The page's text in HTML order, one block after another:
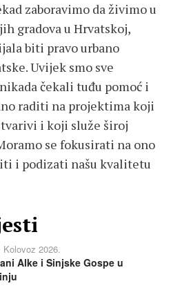
zaboravimo da živimo u
gradova u Hrvatskoj,
biti pravo urbano
Uvijek smo sve
čekali tuđu pomoć i
raditi na projektima koji
i koji služe široj
se fokusirati na ono
i podizati našu kvalitetu
Kolovoz 2026.
Alke i Sinjske Gospe u